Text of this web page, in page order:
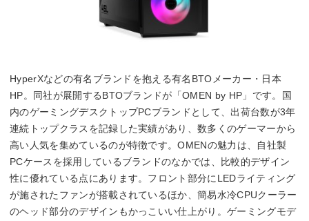
HyperXなどの有名ブランドを抱える有名BTOメーカー・日本
HP。同社が展開するBTOブランドが「OMEN by HP」です。国
内のゲーミングデスクトップPCブランドとして、出荷台数が3年
連続トップクラスを記録した実績があり、数多くのゲーマーから
高い人気を集めているのが特徴です。OMENの魅力は、自社製
PCケースを採用しているブランドのなかでは、比較的デザイン
性に優れている点にあります。フロント部分にLEDライティング
が施されたファンが搭載されているほか、簡易水冷CPUクーラー
のヘッド部分のデザインもかっこいい仕上がり。ゲーミングモデ